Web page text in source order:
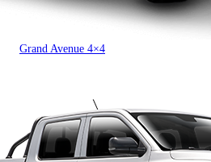
Grand Avenue 4×4